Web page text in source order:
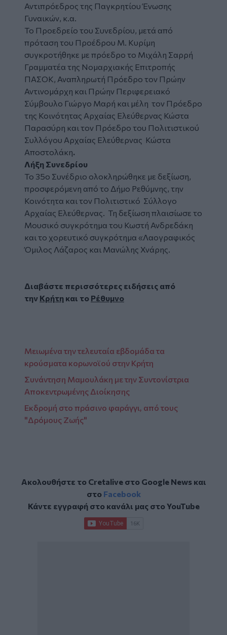
Αντιπρόεδρος της Παγκρητίου Ένωσης
Γυναικών, κ.α.
Το Προεδρείο του Συνεδρίου, μετά από
πρόταση του Προέδρου Μ. Κυρίμη
συγκροτήθηκε με πρόεδρο το Μιχάλη Σαρρή
Γραμματέα της Νομαρχιακής Επιτροπής
ΠΑΣΟΚ, Αναπληρωτή Πρόεδρο τον Πρώην
Αντινομάρχη και Πρώην Περιφερειακό
Σύμβουλο Γιώργο Μαρή και μέλη τον Πρόεδρο
της Κοινότητας Αρχαίας Ελεύθερνας Κώστα
Παρασύρη και τον Πρόεδρο του Πολιτιστικού
Συλλόγου Αρχαίας Ελεύθερνας Κώστα
Αποστολάκη.
Λήξη Συνεδρίου
Το 35ο Συνέδριο ολοκληρώθηκε με δεξίωση,
προσφερόμενη από το Δήμο Ρεθύμνης, την
Κοινότητα και τον Πολιτιστικό Σύλλογο
Αρχαίας Ελεύθερνας. Τη δεξίωση πλαισίωσε το
Μουσικό συγκρότημα του Κωστή Ανδρεδάκη
και το χορευτικό συγκρότημα «Λαογραφικός
Όμιλος Λάζαρος και Μανώλης Χνάρης.
Διαβάστε περισσότερες ειδήσεις από
την Κρήτη και το Ρέθυμνο
Μειωμένα την τελευταία εβδομάδα τα
κρούσματα κορωνοϊού στην Κρήτη
Συνάντηση Μαμουλάκη με την Συντονίστρια
Αποκεντρωμένης Διοίκησης
Εκδρομή στο πράσινο φαράγγι, από τους
"Δρόμους Ζωής"
Ακολουθήστε το Cretalive στο Google Newsκαι
στο Facebook
Κάντε εγγραφή στο κανάλι μας στοYouTube